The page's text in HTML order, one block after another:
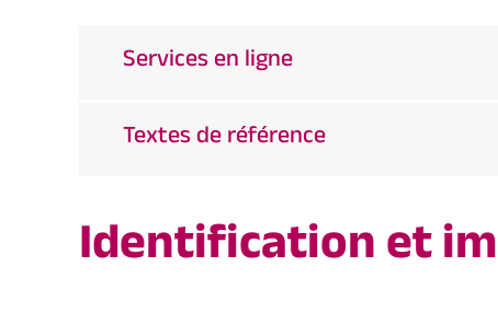
Services en ligne
Textes de référence
Identification et